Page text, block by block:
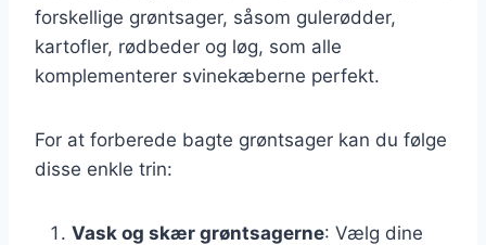
forskellige grøntsager, såsom gulerødder,
kartofler, rødbeder og løg, som alle
komplementerer svinekæberne perfekt.
For at forberede bagte grøntsager kan du følge
disse enkle trin:
Vask og skær grøntsagerne: Vælg dine